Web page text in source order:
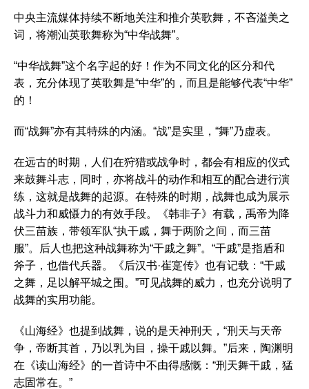
中央主流媒体持续不断地关注和推介英歌舞，不吝溢美之
词，将潮汕英歌舞称为“中华战舞”。
“中华战舞”这个名字起的好！作为不同文化的区分和代
表，充分体现了英歌舞是“中华”的，而且是能够代表“中华”
的！
而“战舞”亦有其特殊的内涵。“战”是实里，“舞”乃虚表。
在远古的时期，人们在狩猎或战争时，都会有相应的仪式
来鼓舞斗志，同时，亦将战斗的动作和相互的配合进行演
练，这就是战舞的起源。在特殊的时期，战舞也成为展示
战斗力和威慑力的有效手段。《韩非子》有载，禹帝为降
伏三苗族，带领军队“执干戚，舞于两阶之间，而三苗
服”。后人也把这种战舞称为“干戚之舞”。“干戚”是指盾和
斧子，也借代兵器。《后汉书·崔寔传》也有记载：“干戚
之舞，足以解平城之围。”可见战舞的威力，也充分说明了
战舞的实用功能。
《山海经》也提到战舞，说的是天神刑天，“刑天与天帝
争，帝断其首，乃以乳为目，操干戚以舞。”后来，陶渊明
在《读山海经》的一首诗中不由得感慨：“刑天舞干戚，猛
志固常在。”